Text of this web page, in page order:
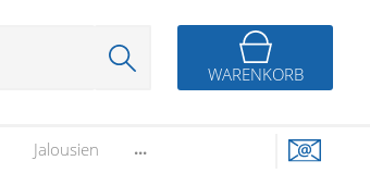
WARENKORB
Jalousien ...